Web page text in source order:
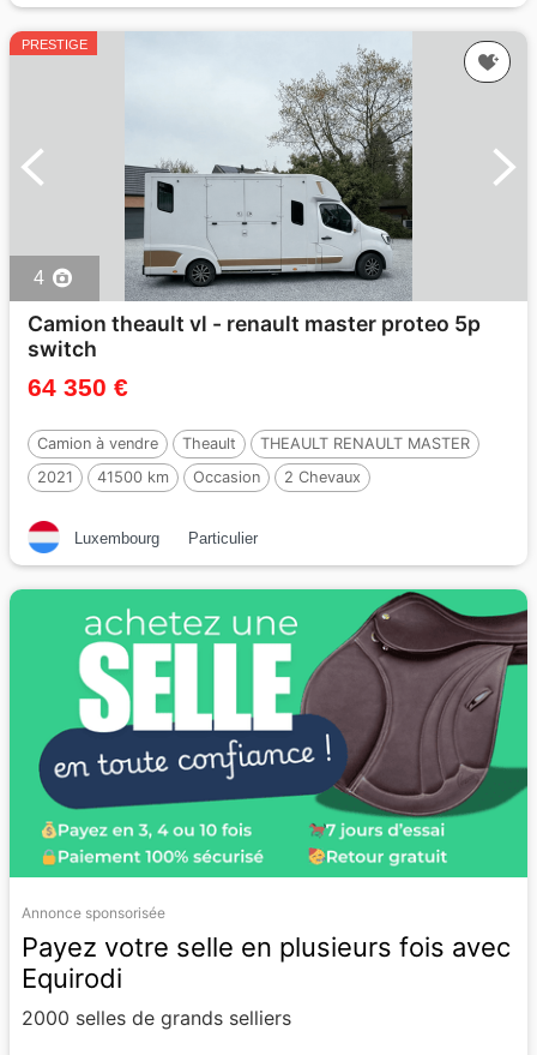
PRESTIGE
4
Camion theault vl - renault master proteo 5p
switch
64 350 €
Camion à vendre Theault
THEAULT RENAULT MASTER
2021
41500 km Occasion 2 Chevaux
Luxembourg Particulier
Annonce sponsorisée
Payez votre selle en plusieurs fois avec
Equirodi
2000 selles de grands selliers